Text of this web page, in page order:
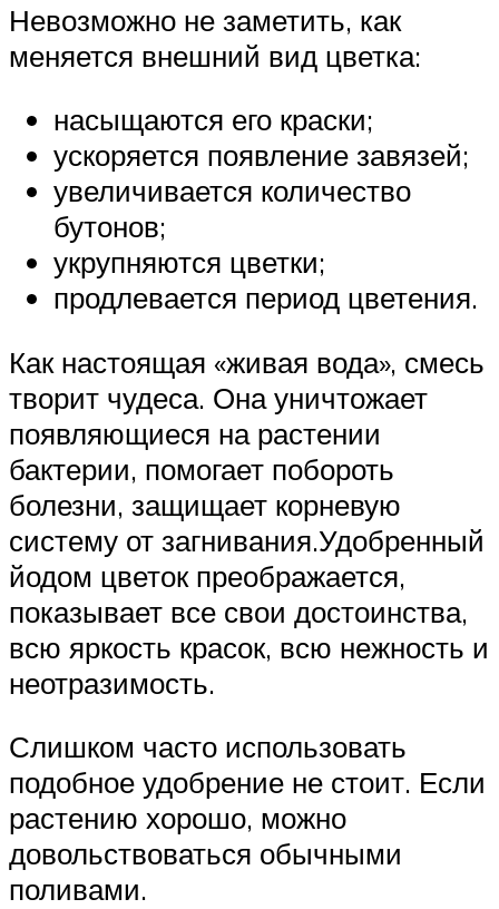
Невозможно не заметить, как
меняется внешний вид цветка:
насыщаются его краски;
ускоряется появление завязей;
увеличивается количество
бутонов;
укрупняются цветки;
продлевается период цветения.
Как настоящая «живая вода», смесь
творит чудеса. Она уничтожает
появляющиеся на растении
бактерии, помогает побороть
болезни, защищает корневую
систему от загнивания.Удобренный
йодом цветок преображается,
показывает все свои достоинства,
всю яркость красок, всю нежность и
неотразимость.
Слишком часто использовать
подобное удобрение не стоит. Если
растению хорошо, можно
довольствоваться обычными
поливами.